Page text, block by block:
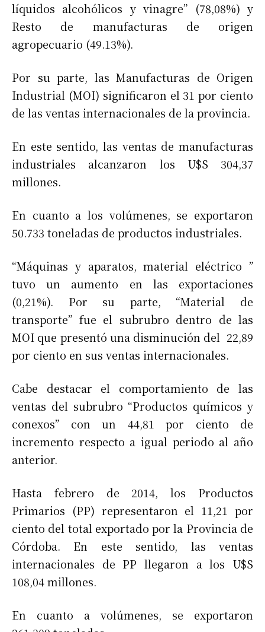
líquidos alcohólicos y vinagre” (78,08%) y
Resto de manufacturas de origen
agropecuario (49.13%).
Por su parte, las Manufacturas de Origen
Industrial (MOI) significaron el 31 por ciento
de las ventas internacionales de la provincia.
En este sentido, las ventas de manufacturas
industriales alcanzaron los U$S 304,37
millones.
En cuanto a los volúmenes, se exportaron
50.733 toneladas de productos industriales.
“Máquinas y aparatos, material eléctrico ”
tuvo un aumento en las exportaciones
(0,21%). Por su parte, “Material de
transporte” fue el subrubro dentro de las
MOI que presentó una disminución del 22,89
por ciento en sus ventas internacionales.
Cabe destacar el comportamiento de las
ventas del subrubro “Productos químicos y
conexos” con un 44,81 por ciento de
incremento respecto a igual periodo al año
anterior.
Hasta febrero de 2014, los Productos
Primarios (PP) representaron el 11,21 por
ciento del total exportado por la Provincia de
Córdoba. En este sentido, las ventas
internacionales de PP llegaron a los U$S
108,04 millones.
En cuanto a volúmenes, se exportaron